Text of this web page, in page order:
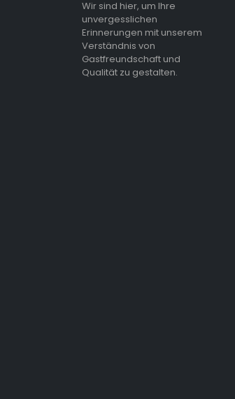
Wir sind hier, um Ihre
unvergesslichen
Erinnerungen mit unserem
Verständnis von
Gastfreundschaft und
Qualität zu gestalten.